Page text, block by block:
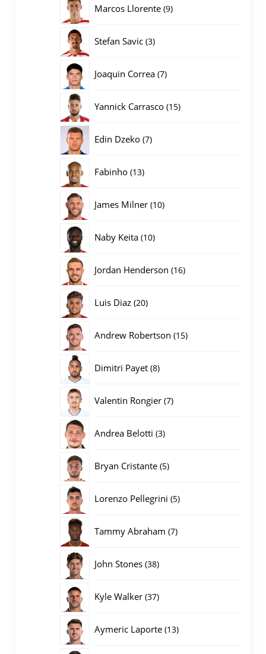
Marcos Llorente 99
Stefan Savic 33
Joaquin Correa 77
Yannick Carrasco 1515
Edin Dzeko 77
Fabinho 1313
James Milner 1010
Naby Keita 1010
Jordan Henderson 1616
Luis Diaz 2020
Andrew Robertson 1515
Dimitri Payet 88
Valentin Rongier 77
Andrea Belotti 33
Bryan Cristante 55
Lorenzo Pellegrini 55
Tammy Abraham 77
John Stones 3838
Kyle Walker 3737
Aymeric Laporte 1313